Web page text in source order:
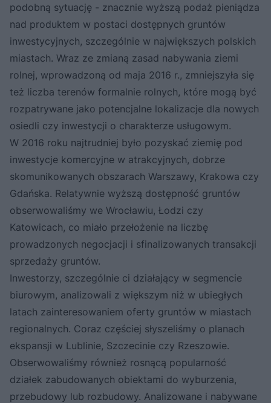
podobną sytuację - znacznie wyższą podaż pieniądza
nad produktem w postaci dostępnych gruntów
inwestycyjnych, szczególnie w największych polskich
miastach. Wraz ze zmianą zasad nabywania ziemi
rolnej, wprowadzoną od maja 2016 r., zmniejszyła się
też liczba terenów formalnie rolnych, które mogą być
rozpatrywane jako potencjalne lokalizacje dla nowych
osiedli czy inwestycji o charakterze usługowym.
W 2016 roku najtrudniej było pozyskać ziemię pod
inwestycje komercyjne w atrakcyjnych, dobrze
skomunikowanych obszarach Warszawy, Krakowa czy
Gdańska. Relatywnie wyższą dostępność gruntów
obserwowaliśmy we Wrocławiu, Łodzi czy
Katowicach, co miało przełożenie na liczbę
prowadzonych negocjacji i sfinalizowanych transakcji
sprzedaży gruntów.
Inwestorzy, szczególnie ci działający w segmencie
biurowym, analizowali z większym niż w ubiegłych
latach zainteresowaniem oferty gruntów w miastach
regionalnych. Coraz częściej słyszeliśmy o planach
ekspansji w Lublinie, Szczecinie czy Rzeszowie.
Obserwowaliśmy również rosnącą popularność
działek zabudowanych obiektami do wyburzenia,
przebudowy lub rozbudowy. Analizowane i nabywane